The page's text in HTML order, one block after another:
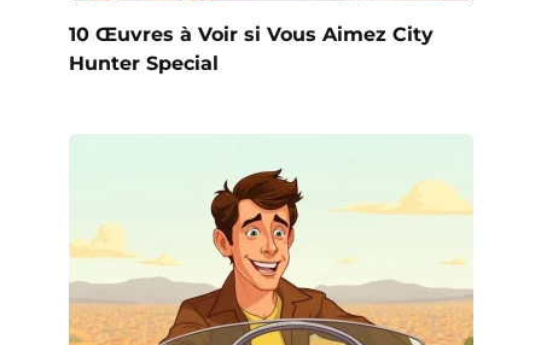
10 Œuvres à Voir si Vous Aimez City
Hunter Special